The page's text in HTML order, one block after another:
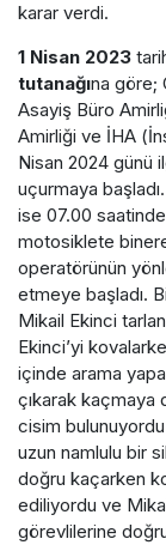
karar verdi.
1 Nisan 2023
tutanağına göre;
Asayiş Büro
Amirliği ve İHA
Nisan 2024 günü
uçurmaya
ise 07.00
motosiklete
operatörünün
etmeye başladı.
Mikail Ekinci
Ekinci’yi
içinde arama
çıkarak kaçmaya
cisim
uzun namlulu bir
doğru kaçarken
ediliyordu ve
görevlilerine